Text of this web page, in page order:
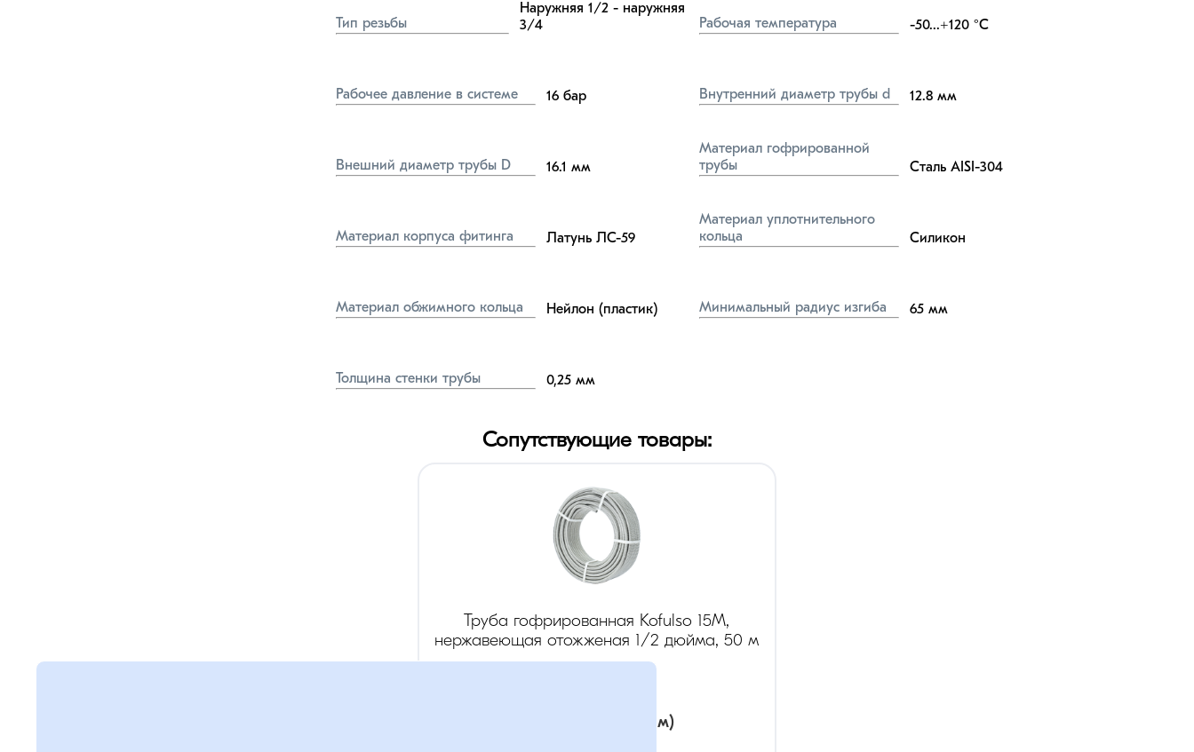
Тип резьбы
Наружняя 1/2 - наружняя
3/4
Рабочая температура -50...+120 °C
Рабочее давление в системе 16 бар Внутренний диаметр трубы d 12.8 мм
Внешний диаметр трубы D 16.1 мм
Материал гофрированной
трубы
Сталь AISI-304
Материал корпуса фитинга Латунь ЛС-59
Материал уплотнительного
кольца
Силикон
Материал обжимного кольца Нейлон (пластик) Минимальный радиус изгиба 65 мм
Толщина стенки трубы 0,25 мм
Сопутствующие товары:
Труба гофрированная Kofulso 15М,
нержавеющая отожженая 1/2 дюйма, 50 м
(дюйм)